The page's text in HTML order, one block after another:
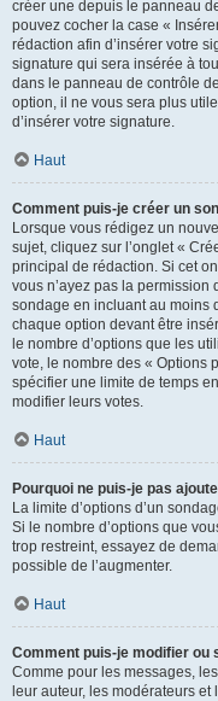
créer une depuis le panneau
pouvez cocher la case «
rédaction afin d’insérer votre
signature qui sera insérée à
dans le panneau de contrôle
option, il ne vous sera plus
d’insérer votre signature.
Haut
Comment puis-je créer un
Lorsque vous rédigez un
sujet, cliquez sur l’onglet «
principal de rédaction. Si cet
vous n’ayez pas la
sondage en incluant au moins
chaque option devant être
le nombre d’options que les
vote, le nombre des « Options
spécifier une limite de temps
modifier leurs votes.
Haut
Pourquoi ne puis-je pas
La limite d’options d’un
Si le nombre d’options que
trop restreint, essayez de
possible de l’augmenter.
Haut
Comment puis-je modifier ou
Comme pour les messages,
leur auteur, les modérateurs